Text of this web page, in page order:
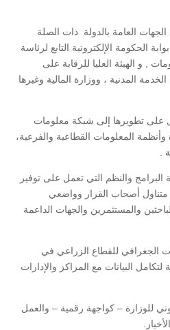
العامة بالدولة ذات الصلة
الحكومة الإلكترونية التابع لرئاسة
, و الهيئة العليا للرقابة على
المدنية ، ووزارة المالية وغيرها
على تطويرها إلى شبكة معلومات
المعلومات القطاعية والفرعية،
.
البرامج والنظم التي تعمل على توفير
متناول أصحاب القرار وواضعي
والمستثمرين والجهات الداعمة
الجغرافي للقطاع الزراعي في
البيانات مع المراكز والإدارات
للوزارة – كواجهة رقمية – والعمل